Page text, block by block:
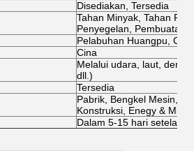
Disediakan, Tersedia
Tahan Minyak, Tahan
Penyegelan, Pembuatan
Pelabuhan Huangpu, Cina
Cina
Melalui udara, laut,
dll.)
Tersedia
Pabrik, Bengkel Mesin,
Konstruksi, Enegy &
Dalam 5-15 hari setelah